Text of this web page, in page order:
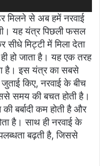
मिलने से अब हमें नरवाई
यह यंत्र पिछली फसल
मिट्टी में मिला देता
हो जाता है। यह एक तरह
है। इस यंत्र का सबसे
किए, नरवाई के बीच
समय की बचत होती है।
बर्बादी कम होती है और
है। साथ ही नरवाई के
बढ़ती है, जिससे